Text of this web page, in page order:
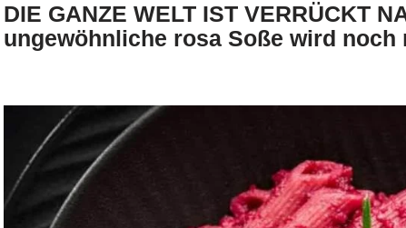
DIE GANZE WELT IST VERRÜCKT
ungewöhnliche rosa Soße wird noch